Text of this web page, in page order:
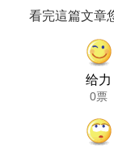
看完這篇文章
给力
0票